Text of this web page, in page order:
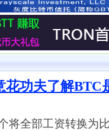
花功夫了解BTC
将全部工资转换为